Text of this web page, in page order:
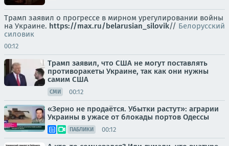
Трамп заявил о прогрессе в мирном урегулировании войны
на Украине. https://max.ru/belarusian_silovik// Белорусский
силовик
00:12
Трамп заявил, что США не могут поставлять
противоракеты Украине, так как они нужны
самим США
СМИ 00:12
«Зерно не продаётся. Убытки растут»: аграрии
Украины в ужасе от блокады портов Одессы
ПАБЛИКИ 00:12